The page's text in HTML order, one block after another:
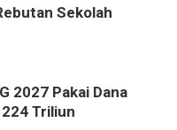
Sekolah
2027 Pakai Dana
Triliun